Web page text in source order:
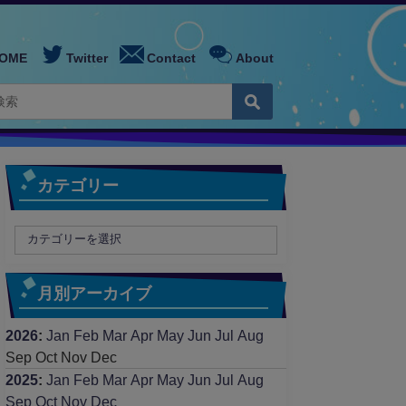
Twitter Contact About
カテゴリー
月別アーカイブ
2026: Jan Feb Mar Apr May Jun Jul
Aug
Sep Oct Nov Dec
2025: Jan Feb Mar Apr May Jun Jul
Aug
Sep Oct Nov Dec